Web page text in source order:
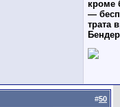
кроме
—
трата
#50